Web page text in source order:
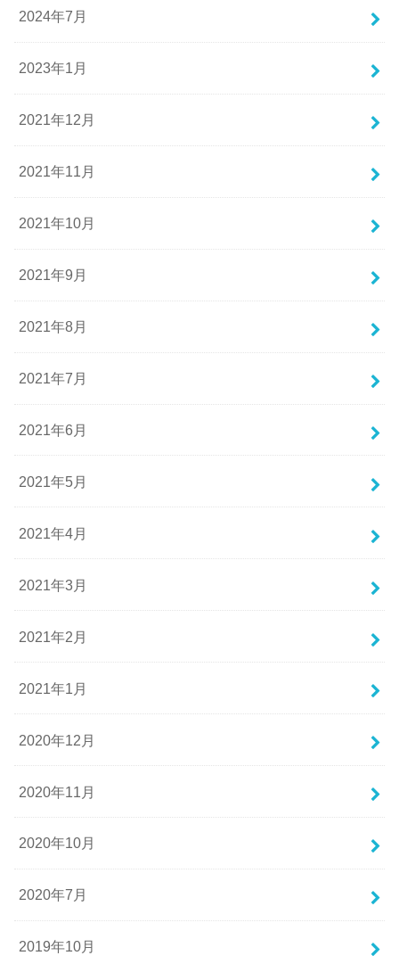
2024年7月
2023年1月
2021年12月
2021年11月
2021年10月
2021年9月
2021年8月
2021年7月
2021年6月
2021年5月
2021年4月
2021年3月
2021年2月
2021年1月
2020年12月
2020年11月
2020年10月
2020年7月
2019年10月